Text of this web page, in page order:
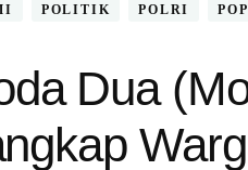
POLITIK POLRI
Dua